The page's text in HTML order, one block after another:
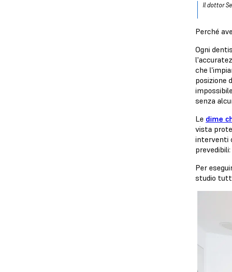
Il dottor
Perché
Ogni
che
posizione
senza
Le dime
vista
interventi
Per
studio